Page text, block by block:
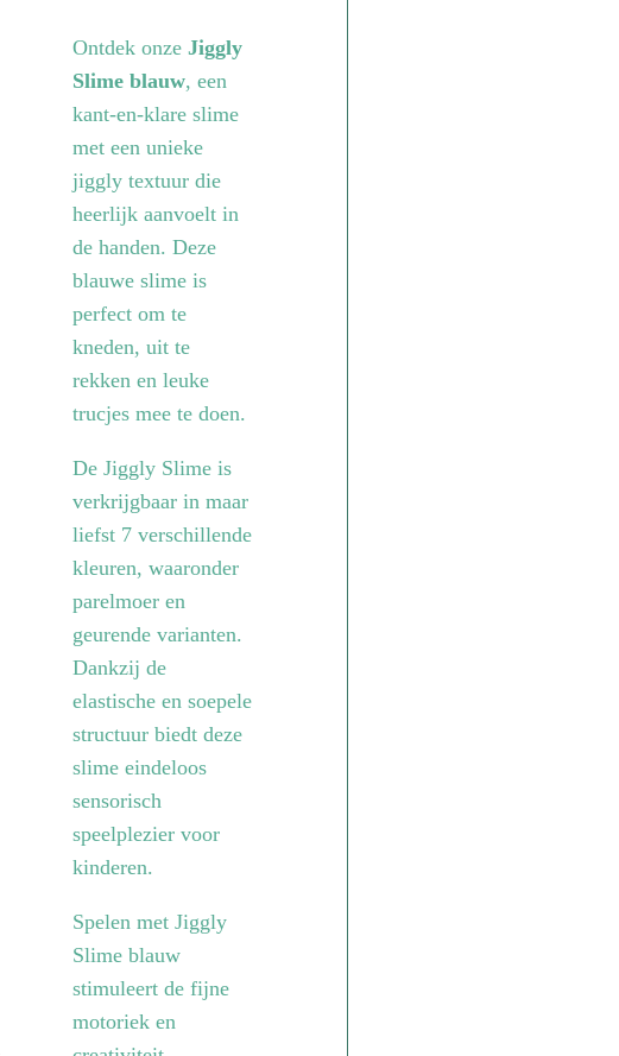
Ontdek onze Jiggly
Slime blauw, een
kant-en-klare slime
met een unieke
jiggly textuur die
heerlijk aanvoelt in
de handen. Deze
blauwe slime is
perfect om te
kneden, uit te
rekken en leuke
trucjes mee te doen.
De Jiggly Slime is
verkrijgbaar in maar
liefst 7 verschillende
kleuren, waaronder
parelmoer en
geurende varianten.
Dankzij de
elastische en soepele
structuur biedt deze
slime eindeloos
sensorisch
speelplezier voor
kinderen.
Spelen met Jiggly
Slime blauw
stimuleert de fijne
motoriek en